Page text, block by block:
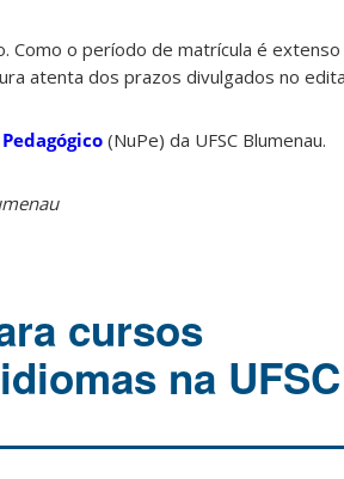
Como o período de matrícula é
atenta dos prazos divulgados no
(NuPe) da UFSC Blumenau.
cursos
na UFSC